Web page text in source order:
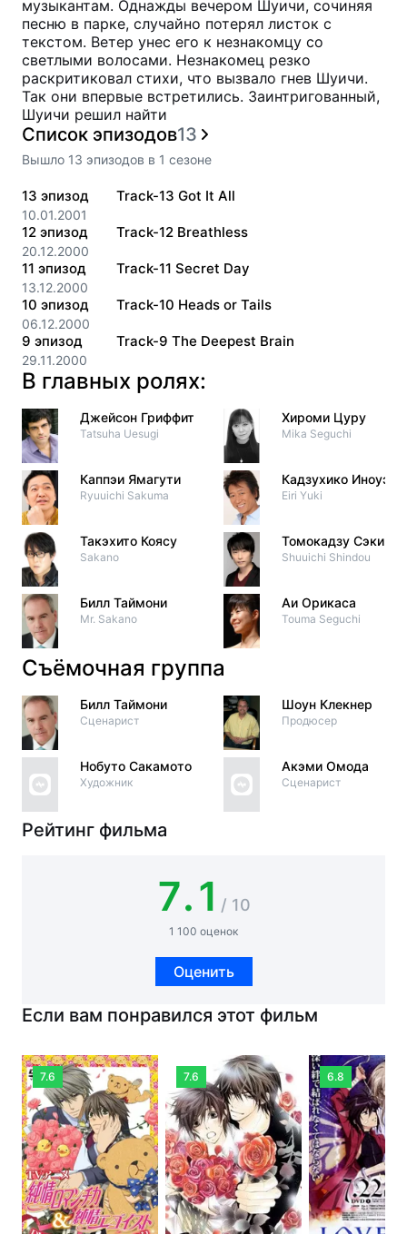
музыкантам. Однажды вечером Шуичи, сочиняя
песню в парке, случайно потерял листок с
текстом. Ветер унес его к незнакомцу со
светлыми волосами. Незнакомец резко
раскритиковал стихи, что вызвало гнев Шуичи.
Так они впервые встретились. Заинтригованный,
Шуичи решил найти
Список эпизодов13
Вышло 13 эпизодов в 1 сезоне
13 эпизод
10.01.2001
Track-13 Got It All
12 эпизод
20.12.2000
Track-12 Breathless
11 эпизод
13.12.2000
Track-11 Secret Day
10 эпизод
06.12.2000
Track-10 Heads or Tails
9 эпизод
29.11.2000
Track-9 The Deepest Brain
В главных ролях:
Джейсон Гриффит
Tatsuha Uesugi
Каппэи Ямагути
Ryuuichi Sakuma
Такэхито Коясу
Sakano
Билл Таймони
Mr. Sakano
Хироми Цуру
Mika Seguchi
Кадзухико Иноуэ
Eiri Yuki
Томокадзу Сэки
Shuuichi Shindou
Аи Орикаса
Touma Seguchi
Съёмочная группа
Билл Таймони
Сценарист
Нобуто Сакамото
Художник
Шоун Клекнер
Продюсер
Акэми Омода
Сценарист
Рейтинг фильма
7.1 / 10
1 100 оценок
Оценить
Если вам понравился этот фильм
7.6 7.6 6.8